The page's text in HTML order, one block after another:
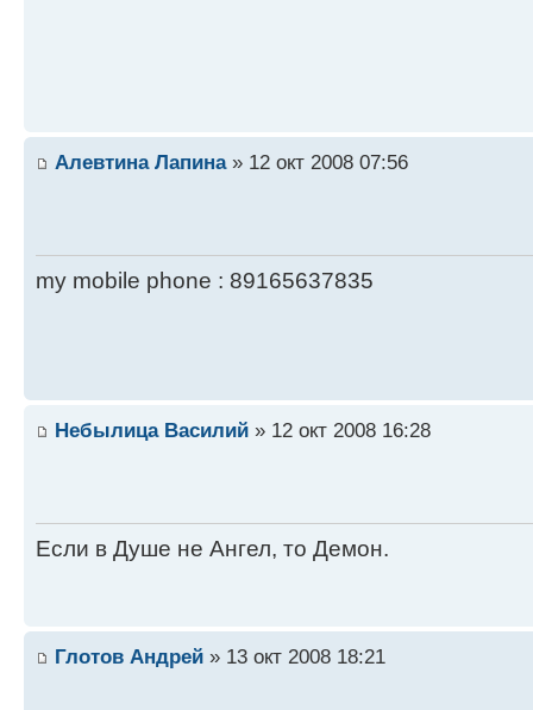
Алевтина Лапина» 12 окт 2008 07:56
my mobile phone : 89165637835
Небылица Василий » 12 окт 2008 16:28
Если в Душе не Ангел, то Демон.
Глотов Андрей » 13 окт 2008 18:21